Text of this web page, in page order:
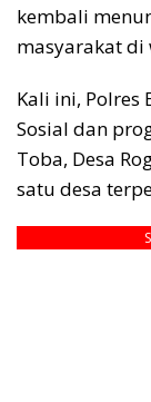
kembali
masyarakat di
Kali ini, Polres
Sosial dan
Toba, Desa
satu desa